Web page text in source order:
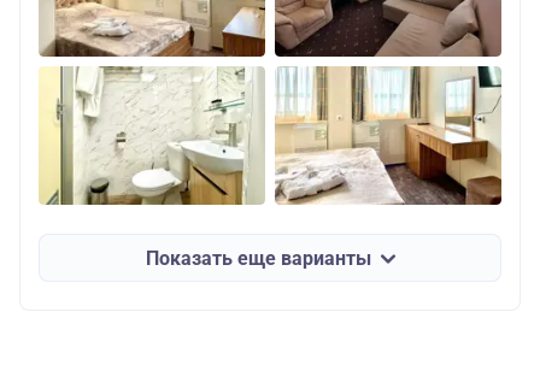
Показать еще варианты